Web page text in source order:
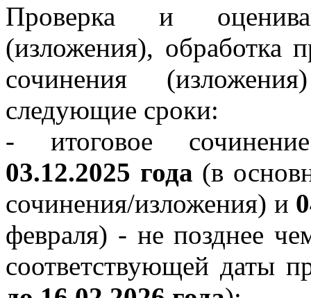
Проверка и
(изложения), обработка
сочинения
следующие сроки:
- итоговое
03.12.2025 года (в
сочинения/изложения) и
февраля) - не позднее
соответствующей даты